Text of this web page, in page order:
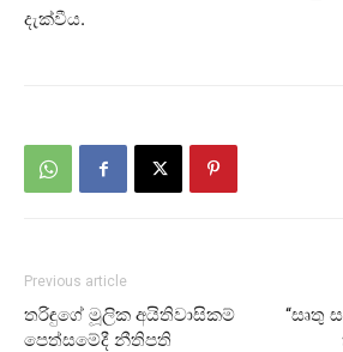
දැක්වීය.
Previous article
තරිඳුගේ මූලික අයිතිවාසිකම්
පෙත්සමේදී නීතිපති
“සෘතු